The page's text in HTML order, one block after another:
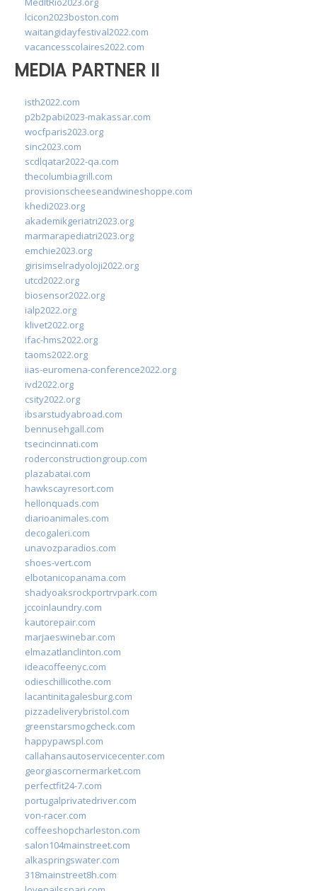
lcicon2023boston.com
waitangidayfestival2022.com
vacancesscolaires2022.com
MEDIA PARTNER II
isth2022.com
p2b2pabi2023-makassar.com
wocfparis2023.org
sinc2023.com
scdlqatar2022-qa.com
thecolumbiagrill.com
provisionscheeseandwineshoppe.com
khedi2023.org
akademikgeriatri2023.org
marmarapediatri2023.org
emchie2023.org
girisimselradyoloji2022.org
utcd2022.org
biosensor2022.org
ialp2022.org
klivet2022.org
ifac-hms2022.org
taoms2022.org
iias-euromena-conference2022.org
ivd2022.org
csity2022.org
ibsarstudyabroad.com
bennusehgall.com
tsecincinnati.com
roderconstructiongroup.com
plazabatai.com
hawkscayresort.com
hellonquads.com
diarioanimales.com
decogaleri.com
unavozparadios.com
shoes-vert.com
elbotanicopanama.com
shadyoaksrockportrvpark.com
jccoinlaundry.com
kautorepair.com
marjaeswinebar.com
elmazatlanclinton.com
ideacoffeenyc.com
odieschillicothe.com
lacantinitagalesburg.com
pizzadeliverybristol.com
greenstarsmogcheck.com
happypawspl.com
callahansautoservicecenter.com
georgiascornermarket.com
perfectfit24-7.com
portugalprivatedriver.com
von-racer.com
coffeeshopcharleston.com
salon104mainstreet.com
alkaspringswater.com
318mainstreet8h.com